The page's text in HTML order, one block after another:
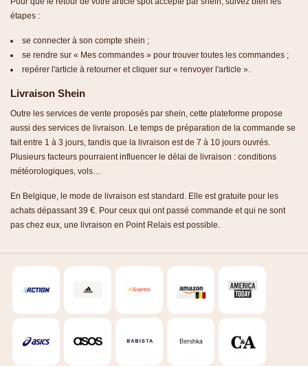
étapes :
se connecter à son compte shein ;
se rendre sur « Mes commandes » pour trouver toutes les commandes ;
repérer l'article à retourner et cliquer sur « renvoyer l'article ».
Livraison Shein
Outre les services de vente proposés par shein, cette plateforme propose
aussi des services de livraison. Le temps de préparation de la commande se
fait entre 1 à 3 jours, tandis que la livraison est de 7 à 10 jours ouvrés.
Plusieurs facteurs pourraient influencer le délai de livraison : conditions
météorologiques, vols…
En Belgique, le mode de livraison est standard. Elle est gratuite pour les
achats dépassant 39 €. Pour ceux qui ont passé commande et qui ne sont
pas chez eux, une livraison en Point Relais est possible.